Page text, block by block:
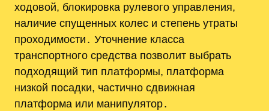
ходовой, блокировка рулевого управления,
наличие спущенных колес и степень утраты
проходимости․ Уточнение класса
транспортного средства позволит выбрать
подходящий тип платформы, платформа
низкой посадки, частично сдвижная
платформа или манипулятор․